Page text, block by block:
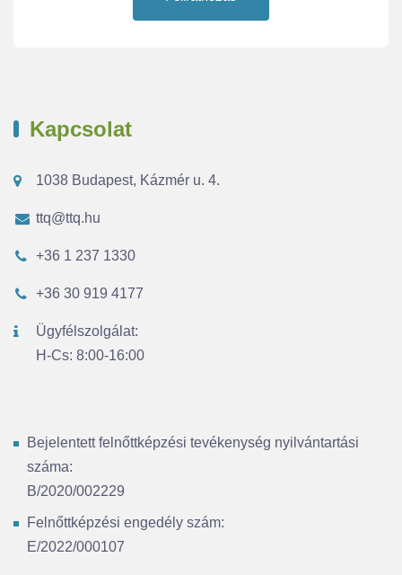
Kapcsolat
1038 Budapest, Kázmér u. 4.
ttq@ttq.hu
+36 1 237 1330
+36 30 919 4177
Ügyfélszolgálat:
H-Cs: 8:00-16:00
Bejelentett felnőttképzési tevékenység nyilvántartási
száma:
B/2020/002229
Felnőttképzési engedély szám:
E/2022/000107